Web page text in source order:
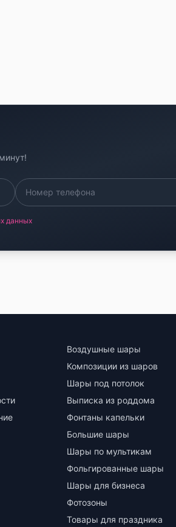
данных
Воздушные шары
Композиции из шаров
Шары под потолок
Выписка из роддома
Фонтаны капельки
Большие шары
Шары по мультикам
Фольгированные шары
Шары для бизнеса
Фотозоны
Товары для праздника